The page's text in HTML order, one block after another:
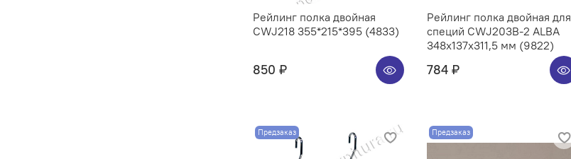
Рейлинг полка двойная
CWJ218 355*215*395 (4833)
850 ₽
Рейлинг полка двойная для
специй CWJ203B-2 ALBA
348x137x311,5 мм (9822)
784 ₽
Предзаказ Предзаказ